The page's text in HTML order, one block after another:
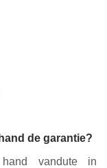
de garantie?
vandute in